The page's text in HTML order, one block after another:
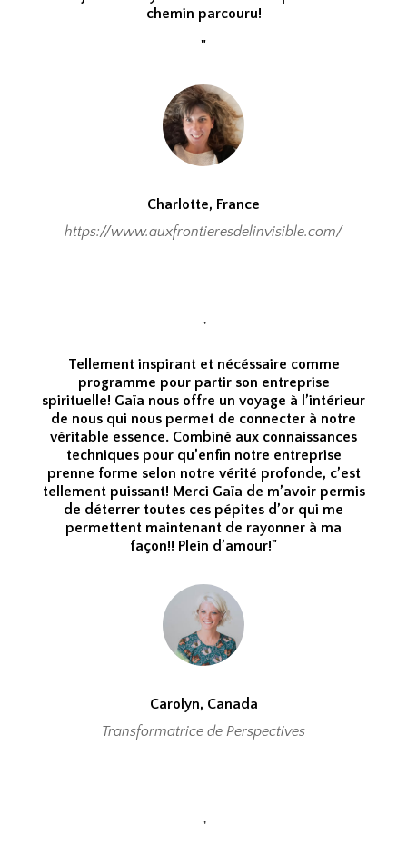
chemin parcouru!
"
Charlotte, France
https://www.auxfrontieresdelinvisible.com/
"
Tellement inspirant et nécéssaire comme
programme pour partir son entreprise
spirituelle! Gaïa nous offre un voyage à l’intérieur
de nous qui nous permet de connecter à notre
véritable essence. Combiné aux connaissances
techniques pour qu’enfin notre entreprise
prenne forme selon notre vérité profonde, c’est
tellement puissant! Merci Gaïa de m’avoir permis
de déterrer toutes ces pépites d’or qui me
permettent maintenant de rayonner à ma
façon!! Plein d’amour!"
Carolyn, Canada
Transformatrice de Perspectives
"